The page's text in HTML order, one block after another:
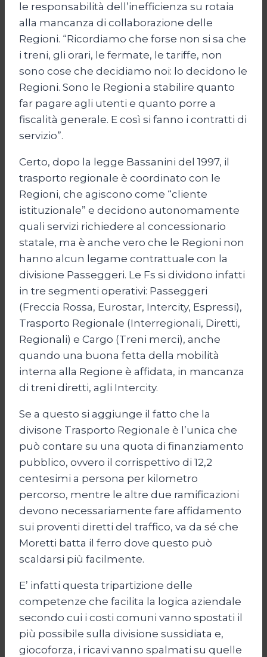
le responsabilità dell’inefficienza su rotaia
alla mancanza di collaborazione delle
Regioni. “Ricordiamo che forse non si sa che
i treni, gli orari, le fermate, le tariffe, non
sono cose che decidiamo noi: lo decidono le
Regioni. Sono le Regioni a stabilire quanto
far pagare agli utenti e quanto porre a
fiscalità generale. E così si fanno i contratti di
servizio”.
Certo, dopo la legge Bassanini del 1997, il
trasporto regionale è coordinato con le
Regioni, che agiscono come “cliente
istituzionale” e decidono autonomamente
quali servizi richiedere al concessionario
statale, ma è anche vero che le Regioni non
hanno alcun legame contrattuale con la
divisione Passeggeri. Le Fs si dividono infatti
in tre segmenti operativi: Passeggeri
(Freccia Rossa, Eurostar, Intercity, Espressi),
Trasporto Regionale (Interregionali, Diretti,
Regionali) e Cargo (Treni merci), anche
quando una buona fetta della mobilità
interna alla Regione è affidata, in mancanza
di treni diretti, agli Intercity.
Se a questo si aggiunge il fatto che la
divisone Trasporto Regionale è l’unica che
può contare su una quota di finanziamento
pubblico, ovvero il corrispettivo di 12,2
centesimi a persona per kilometro
percorso, mentre le altre due ramificazioni
devono necessariamente fare affidamento
sui proventi diretti del traffico, va da sé che
Moretti batta il ferro dove questo può
scaldarsi più facilmente.
E’ infatti questa tripartizione delle
competenze che facilita la logica aziendale
secondo cui i costi comuni vanno spostati il
più possibile sulla divisione sussidiata e,
giocoforza, i ricavi vanno spalmati su quelle